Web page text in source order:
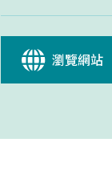
瀏覽網站